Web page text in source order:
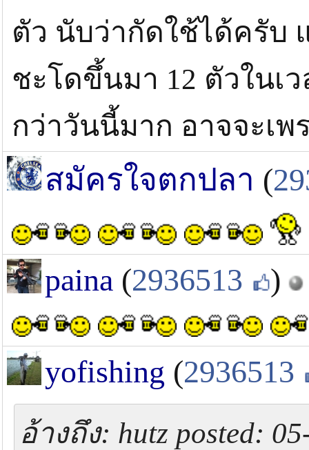
ตัว นับว่ากัดใช้ได้ครับ
ชะโดขึ้นมา 12 ตัวในเ
กว่าวันนี้มาก อาจจะเพ
สมัครใจตกปลา (
paina (2936513 )
yofishing (2936513
อ้างถึง: hutz posted: